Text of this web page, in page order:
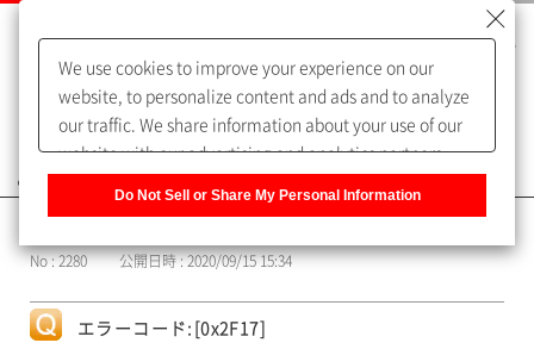
よくあるご質問（FAQ）
No : 2280 公開日時 : 2020/09/15 15:34
エラーコード:[0x2F17]
We use cookies to improve your experience on our
website, to personalize content and ads and to analyze
our traffic. We share information about your use of our
website with our advertising and analytics partners,
of our sharing information about you with our partners.
Information] to customize your cookie settings on our
Do Not Sell or Share My Personal Information